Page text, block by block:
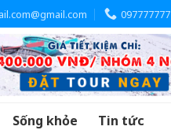
097777777
Sống khỏe Tin tức